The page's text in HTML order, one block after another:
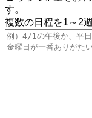
す。
複数の日程を1～2